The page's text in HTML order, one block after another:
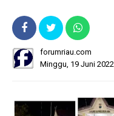
forumriau.com
Minggu, 19 Juni 2022